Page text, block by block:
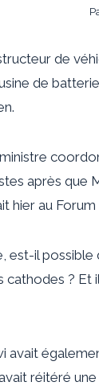
de
de
après que
hier au Forum
est-il
? Et
avait
réitéré